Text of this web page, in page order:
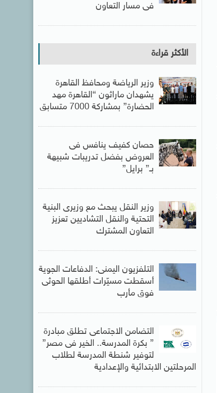
فى مسار التعاون
الأكثر قراءة
وزير الرياضة ومحافظ القاهرة
يشهدان ماراثون “القاهرة مهد
الحضارة” بمشاركة 7000 متسابق
حصان كفيف ينافس فى
العروض بفضل تدريبات شبيهة
بـ” برايل”
وزير النقل يبحث مع وزيرى البنية
التحتية والنقل التشاديين تعزيز
التعاون المشترك
التلفزيون اليمنى: الدفاعات الجوية
أسقطت مسيّرات أطلقها الحوثى
فوق مأرب
التضامن الاجتماعى تطلق مبادرة
” بكرة المدرسة.. الخير فى مصر”
لتوفير شنطة المدرسة لطلاب
المرحلتين الابتدائية والإعدادية